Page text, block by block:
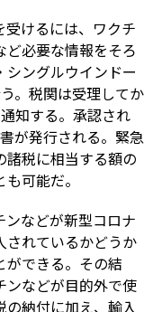
けるには、ワクチ
ど必要な情報をそろ
シングルウインドー
。税関は受理してか
知する。承認され
が発行される。緊急
税に相当する額の
可能だ。
などが新型コロナ
されているかどうか
ができる。その結
ンなどが目的外で使
の納付に加え、輸入